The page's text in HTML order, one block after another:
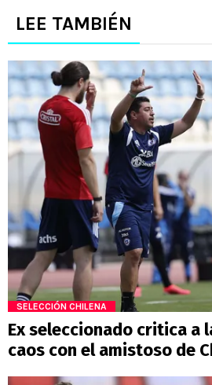
LEE TAMBIÉN
SELECCIÓN CHILENA
Ex seleccionado critica a
caos con el amistoso de